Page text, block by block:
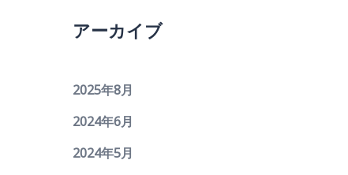
アーカイブ
2025年8月
2024年6月
2024年5月